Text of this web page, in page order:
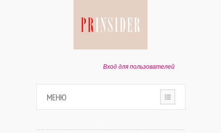
Вход для пользователей
МЕНЮ